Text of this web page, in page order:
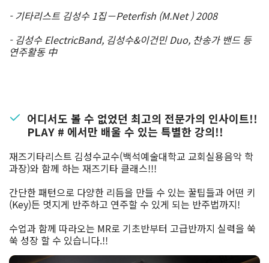
- 기타리스트 김성수 1집－Peterfish (M.Net ) 2008
- 김성수 ElectricBand, 김성수&이건민 Duo, 찬송가 밴드 등
연주활동 中
어디서도 볼 수 없었던 최고의 전문가의 인사이트!!
PLAY # 에서만 배울 수 있는 특별한 강의!!
재즈기타리스트 김성수교수(백석예술대학교 교회실용음악 학
과장)와 함께 하는 재즈기타 클래스!!!
간단한 패턴으로 다양한 리듬을 만들 수 있는 꿀팁들과 어떤 키
(Key)든 멋지게 반주하고 연주할 수 있게 되는 반주법까지!
수업과 함께 따라오는 MR로 기초반부터 고급반까지 실력을 쑥
쑥 성장 할 수 있습니다.!!